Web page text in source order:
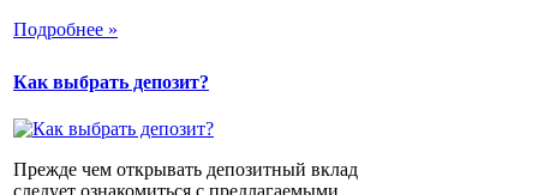
Подробнее »
Как выбрать депозит?
Прежде чем открывать депозитный вклад